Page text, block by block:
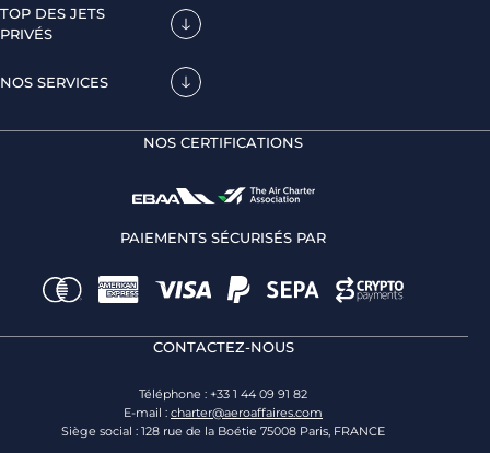
TOP DES JETS
PRIVÉS
NOS SERVICES
NOS CERTIFICATIONS
PAIEMENTS SÉCURISÉS PAR
CONTACTEZ-NOUS
Téléphone : +33 1 44 09 91 82
E-mail : charter@aeroaffaires.com
Siège social : 128 rue de la Boétie 75008 Paris, FRANCE